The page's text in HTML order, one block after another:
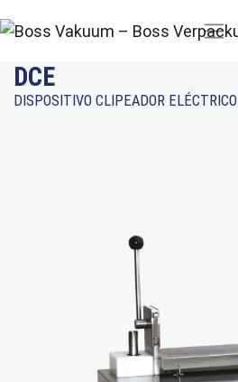
DCE
DISPOSITIVO CLIPEADOR ELÉCTRICO